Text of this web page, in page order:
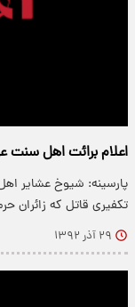
اعلام برائت اهل سنت
پارسینه: شیوخ عشایر
تکفیری قاتل که زائران
۲۹ آذر ۱۳۹۲